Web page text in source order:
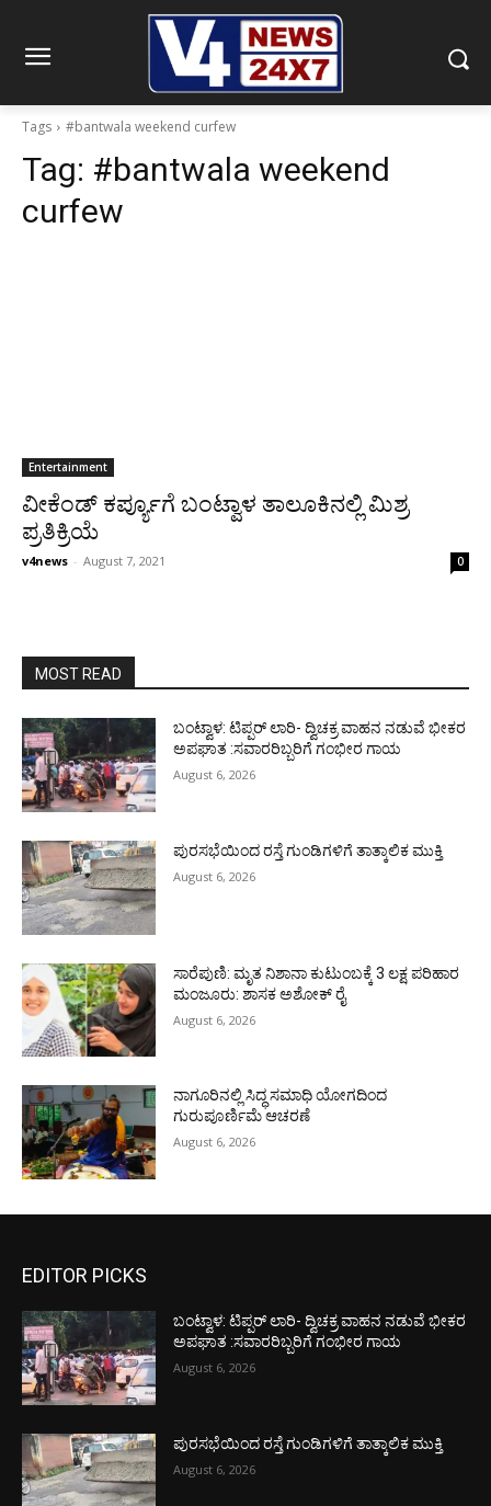
Tags #bantwala weekend curfew
Tag: #bantwala weekend
curfew
Entertainment
ವೀಕೆಂಡ್ ಕರ್ಪ್ಯೂಗೆ ಬಂಟ್ವಾಳ ತಾಲೂಕಿನಲ್ಲಿ ಮಿಶ್ರ
ಪ್ರತಿಕ್ರಿಯೆ
v4news - August 7, 2021 0
MOST READ
ಬಂಟ್ವಾಳ: ಟಿಪ್ಪರ್ ಲಾರಿ- ದ್ವಿಚಕ್ರ ವಾಹನ ನಡುವೆ ಭೀಕರ
ಅಪಘಾತ :ಸವಾರರಿಬ್ಬರಿಗೆ ಗಂಭೀರ ಗಾಯ
August 6, 2026
ಪುರಸಭೆಯಿಂದ ರಸ್ತೆ ಗುಂಡಿಗಳಿಗೆ ತಾತ್ಕಾಲಿಕ ಮುಕ್ತಿ
August 6, 2026
ಸಾರೆಪುಣಿ: ಮೃತ ನಿಶಾನಾ ಕುಟುಂಬಕ್ಕೆ 3 ಲಕ್ಷ ಪರಿಹಾರ
ಮಂಜೂರು: ಶಾಸಕ ಅಶೋಕ್ ರೈ
August 6, 2026
ನಾಗೂರಿನಲ್ಲಿ ಸಿದ್ಧ ಸಮಾಧಿ ಯೋಗದಿಂದ
ಗುರುಪೂರ್ಣಿಮೆ ಆಚರಣೆ
August 6, 2026
EDITOR PICKS
ಬಂಟ್ವಾಳ: ಟಿಪ್ಪರ್ ಲಾರಿ- ದ್ವಿಚಕ್ರ ವಾಹನ ನಡುವೆ ಭೀಕರ
ಅಪಘಾತ :ಸವಾರರಿಬ್ಬರಿಗೆ ಗಂಭೀರ ಗಾಯ
August 6, 2026
ಪುರಸಭೆಯಿಂದ ರಸ್ತೆ ಗುಂಡಿಗಳಿಗೆ ತಾತ್ಕಾಲಿಕ ಮುಕ್ತಿ
August 6, 2026